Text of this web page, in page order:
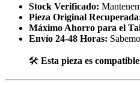
Stock Verificado:
Pieza Original
Máximo Ahorro para el
Envío 24-48 Horas:
🛠️ Esta pieza es